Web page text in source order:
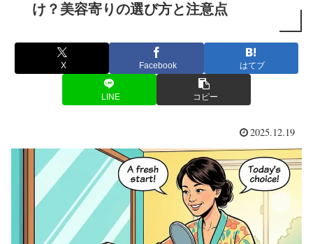
け？美容寄りの選び方と注意点
X Facebook はてブ
LINE コピー
2025.12.19